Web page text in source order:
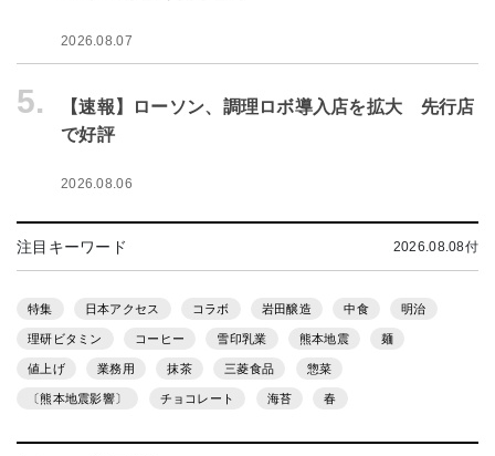
2026.08.07
5.
【速報】ローソン、調理ロボ導入店を拡大 先行店
で好評
2026.08.06
注目キーワード 2026.08.08付
特集 日本アクセス コラボ 岩田醸造 中食 明治
理研ビタミン コーヒー 雪印乳業 熊本地震 麺
値上げ 業務用 抹茶 三菱食品 惣菜
〔熊本地震影響〕 チョコレート 海苔 春